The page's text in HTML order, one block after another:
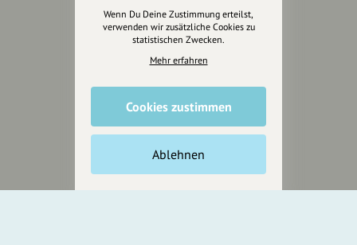
Marketing
Design & Branding
Anakin Design
Unterstütze
unsere Plattform
Wenn Du Deine Zustimmung erteilst,
verwenden wir zusätzliche Cookies zu
statistischen Zwecken.
Mehr erfahren
Cookies zustimmen
Ablehnen